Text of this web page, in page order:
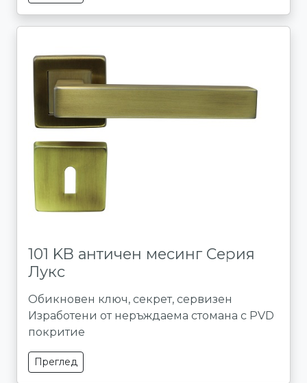
101 KB античен месинг Серия
Лукс
Обикновен ключ, секрет, сервизен
Изработени от неръждаема стомана с PVD
покритие
Преглед